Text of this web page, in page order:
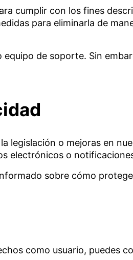
cumplir con los fines
para eliminarla de
de soporte. Sin
legislación o mejoras en
electrónicos o
sobre cómo
como usuario, puedes